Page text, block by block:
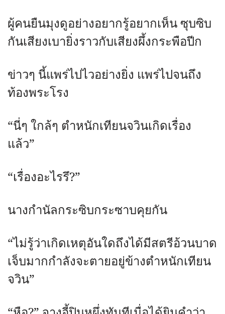
ผู้คนยืนมุงดูอย่างอยากรู้อยากเห็น ซุบซิบ
กันเสียงเบายิ่งราวกับเสียงผึ้งกระพือปีก
ข่าวๆ นี้แพร่ไปไวอย่างยิ่ง แพร่ไปจนถึง
ท้องพระโรง
“นี่ๆ ใกล้ๆ ตำหนักเทียนจวินเกิดเรื่อง
แล้ว”
“เรื่องอะไรรึ?”
นางกำนัลกระซิบกระซาบคุยกัน
“ไม่รู้ว่าเกิดเหตุอันใดถึงได้มีสตรีอ้วนบาด
เจ็บมากกำลังจะตายอยู่ข้างตำหนักเทียน
จวิน”